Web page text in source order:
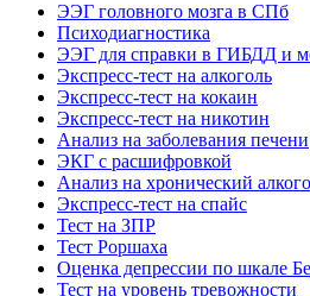
ЭЭГ головного мозга в СПб
Психодиагностика
ЭЭГ для справки в ГИБДД и
Экспресс-тест на алкоголь
Экспресс-тест на кокаин
Экспресс-тест на никотин
Анализ на заболевания печени
ЭКГ с расшифровкой
Анализ на хронический
Экспресс-тест на спайс
Тест на ЗПР
Тест Роршаха
Оценка депрессии по шкале
Тест на уровень тревожности